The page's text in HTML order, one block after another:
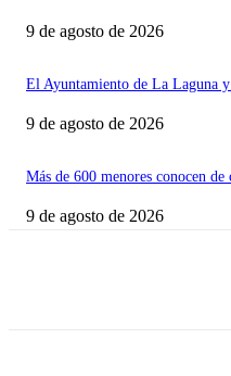
9 de agosto de 2026
El Ayuntamiento de La Laguna y
9 de agosto de 2026
Más de 600 menores conocen
9 de agosto de 2026